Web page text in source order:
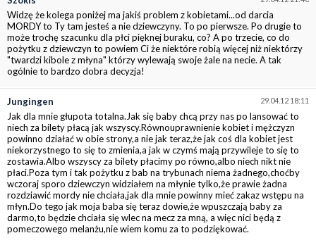
Widzę że kolega poniżej ma jakiś problem z kobietami...od darcia
MORDY to Ty tam jesteś a nie dziewczyny. To po pierwsze. Po drugie to
może trochę szacunku dla płci pięknej buraku, co? A po trzecie, co do
pożytku z dziewczyn to powiem Ci że niektóre robią więcej niż niektórzy
"twardzi kibole z młyna" którzy wylewają swoje żale na necie. A tak
ogólnie to bardzo dobra decyzja!
29.04.12 18:11
Jungingen
Jak dla mnie głupota totalna.Jak się baby chcą przy nas po lansować to
niech za bilety płacą jak wszyscy.Równouprawnienie kobiet i mężczyzn
powinno działać w obie strony,a nie jak teraz,że jak coś dla kobiet jest
niekorzystnego to się to zmienia,a jak w czymś mają przywileje to się to
zostawia.Albo wszyscy za bilety płacimy po równo,albo niech nikt nie
płaci.Poza tym i tak pożytku z bab na trybunach niema żadnego,choćby
wczoraj sporo dziewczyn widziałem na młynie tylko,że prawie żadna
rozdziawić mordy nie chciała,jak dla mnie powinny mieć zakaz wstępu na
młyn.Do tego jak moja baba się teraz dowie,że wpuszczają baby za
darmo,to będzie chciała się wlec na mecz za mną, a więc nici będą z
pomeczowego melanżu,nie wiem komu za to podziękować.